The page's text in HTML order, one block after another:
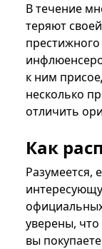
В течение
теряют
к ним
несколько
отличить
Как
Разумеется,
уверены,
вы